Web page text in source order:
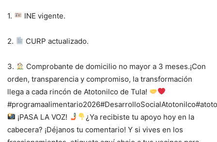
1. INE vigente.
2. CURP actualizado.
3.
Comprobante de domicilio no mayor a 3 meses.¡Con
orden, transparencia y compromiso, la transformación
llega a cada rincón de Atotonilco de Tula!
¡PASA LA VOZ!
¿Ya recibiste tu apoyo hoy en la
cabecera? ¡Déjanos tu comentario! Y si vives en los